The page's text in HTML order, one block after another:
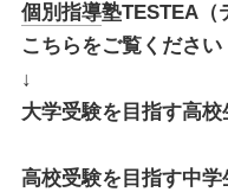
個別指導塾TESTEA（
こちらをご覧ください
↓
大学受験を目指す高
高校受験を目指す中